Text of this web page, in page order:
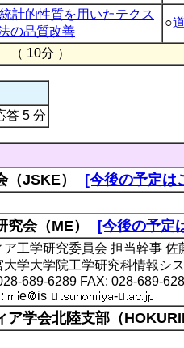
計的性質を用いたテクス
の品質改善
○
10分 ）
答 5 分
（JSKE） [今後の予定は
会（ME） [今後の予定
ア工学研究委員会 担当幹事 佐
大学大学院工学研究科情報シ
689-6289 FAX: 028-689-
: e is u -u
ア学会北陸支部（